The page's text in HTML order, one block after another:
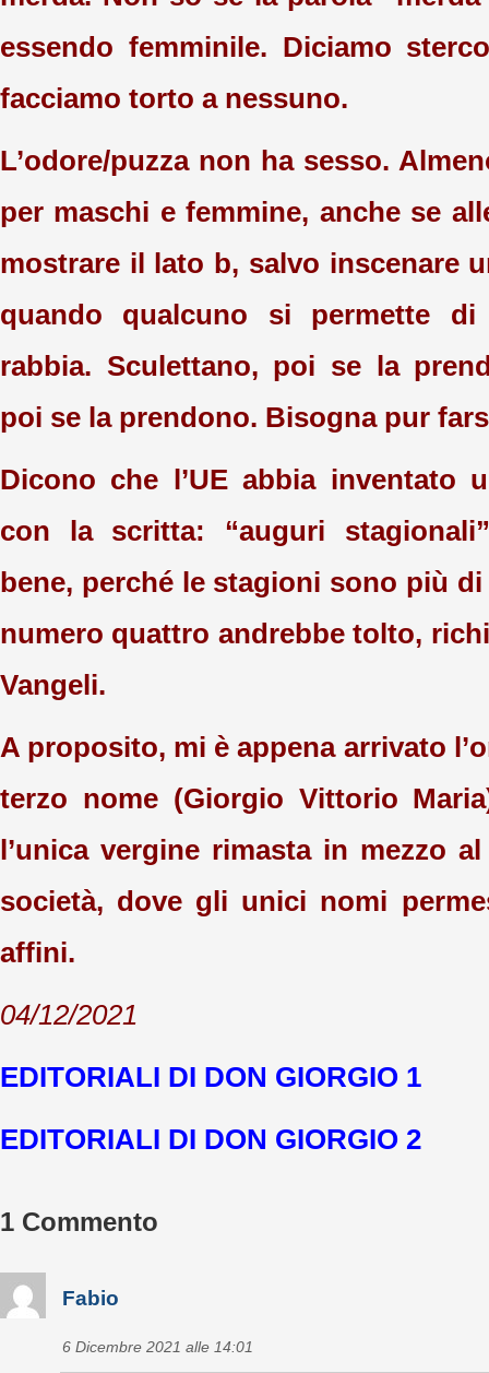
essendo femminile. Diciamo
facciamo torto a nessuno.
L’odore/puzza non ha sesso.
per maschi e femmine, anche se
mostrare il lato b, salvo inscenare
quando qualcuno si permette
rabbia. Sculettano, poi se la
poi se la prendono. Bisogna pur
Dicono che l’UE abbia inventato
con la scritta: “auguri
bene, perché le stagioni sono più
numero quattro andrebbe tolto,
Vangeli.
A proposito, mi è appena arrivato
terzo nome (Giorgio Vittorio
l’unica vergine rimasta in mezzo
società, dove gli unici nomi
affini.
04/12/2021
EDITORIALI DI DON GIORGIO 1
EDITORIALI DI DON GIORGIO 2
1 Commento
Fabio
6 Dicembre 2021 alle 14:01